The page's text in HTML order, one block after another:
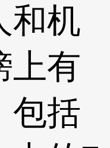
和机
上有
包括